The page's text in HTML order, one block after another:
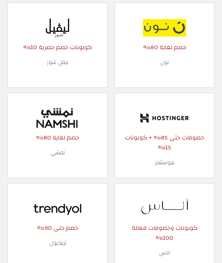
خصم لغاية 80%
نون
كوبونات خصم حصرية 10%
ليفل شوز
خصومات حتى 85% + كوبونات
15%
هوستنجر
خصم لغاية 80%
نمشي
كوبونات وخصومات فعالة
100%
اناس
خصم حتى 90%
ترينديول